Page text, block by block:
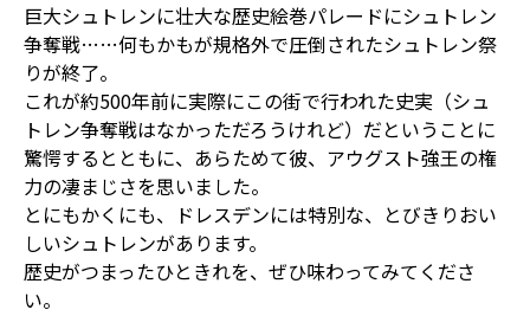
巨大シュトレンに壮大な歴史絵巻パレードにシュトレン
争奪戦……何もかもが規格外で圧倒されたシュトレン祭
りが終了。
これが約500年前に実際にこの街で行われた史実（シュ
トレン争奪戦はなかっただろうけれど）だということに
驚愕するとともに、あらためて彼、アウグスト強王の権
力の凄まじさを思いました。
とにもかくにも、ドレスデンには特別な、とびきりおい
しいシュトレンがあります。
歴史がつまったひときれを、ぜひ味わってみてくださ
い。